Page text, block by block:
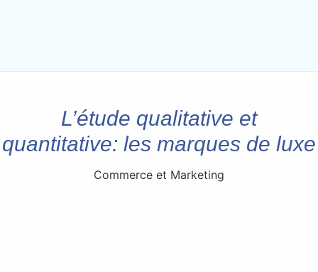
L’étude qualitative et
quantitative: les marques de luxe
Commerce et Marketing